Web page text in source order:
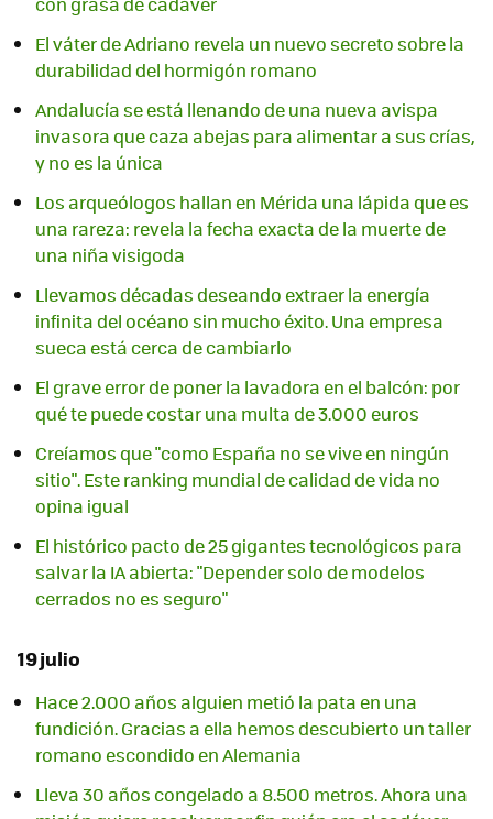
El váter de Adriano revela un nuevo secreto sobre la
durabilidad del hormigón romano
Andalucía se está llenando de una nueva avispa
invasora que caza abejas para alimentar a sus crías,
y no es la única
Los arqueólogos hallan en Mérida una lápida que es
una rareza: revela la fecha exacta de la muerte de
una niña visigoda
Llevamos décadas deseando extraer la energía
infinita del océano sin mucho éxito. Una empresa
sueca está cerca de cambiarlo
El grave error de poner la lavadora en el balcón: por
qué te puede costar una multa de 3.000 euros
Creíamos que "como España no se vive en ningún
sitio". Este ranking mundial de calidad de vida no
opina igual
El histórico pacto de 25 gigantes tecnológicos para
salvar la IA abierta: "Depender solo de modelos
cerrados no es seguro"
19 julio
Hace 2.000 años alguien metió la pata en una
fundición. Gracias a ella hemos descubierto un taller
romano escondido en Alemania
Lleva 30 años congelado a 8.500 metros. Ahora una